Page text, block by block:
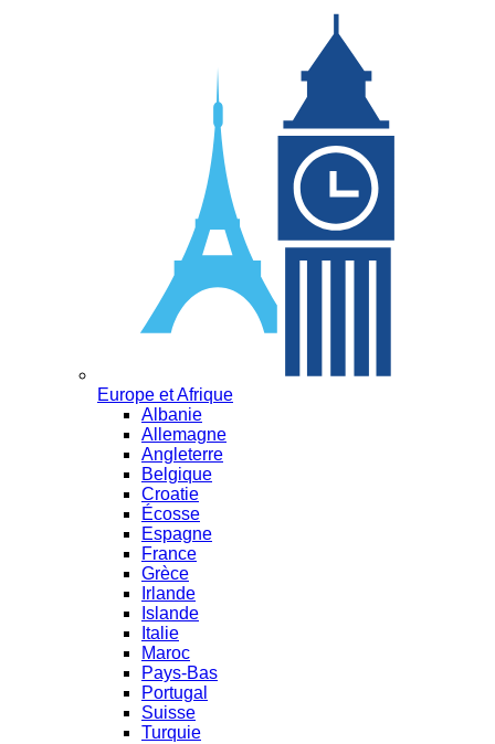
Europe et Afrique
Albanie
Allemagne
Angleterre
Belgique
Croatie
Écosse
Espagne
France
Grèce
Irlande
Islande
Italie
Maroc
Pays-Bas
Portugal
Suisse
Turquie